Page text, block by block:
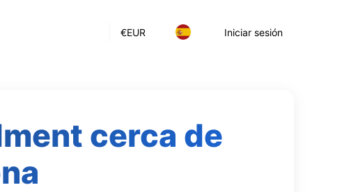
€EUR Iniciar sesión
cerca de